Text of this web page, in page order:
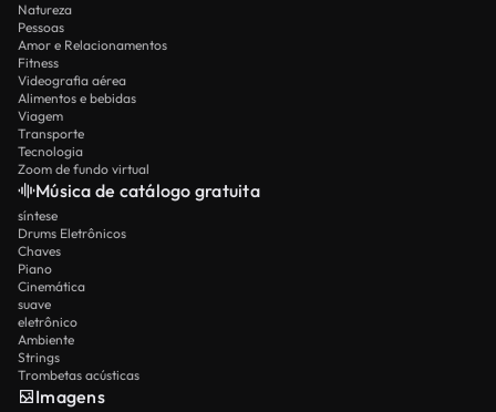
Natureza
Pessoas
Amor e Relacionamentos
Fitness
Videografia aérea
Alimentos e bebidas
Viagem
Transporte
Tecnologia
Zoom de fundo virtual
Música de catálogo gratuita
síntese
Drums Eletrônicos
Chaves
Piano
Cinemática
suave
eletrônico
Ambiente
Strings
Trombetas acústicas
Imagens